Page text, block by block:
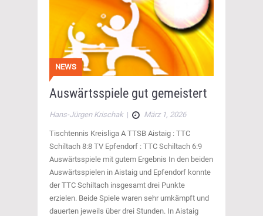
NEWS
Auswärtsspiele gut gemeistert
Hans-Jürgen Krischak| März 1, 2026
Tischtennis Kreisliga A TTSB Aistaig : TTC
Schiltach 8:8 TV Epfendorf : TTC Schiltach 6:9
Auswärtsspiele mit gutem Ergebnis In den beiden
Auswärtsspielen in Aistaig und Epfendorf konnte
der TTC Schiltach insgesamt drei Punkte
erzielen. Beide Spiele waren sehr umkämpft und
dauerten jeweils über drei Stunden. In Aistaig